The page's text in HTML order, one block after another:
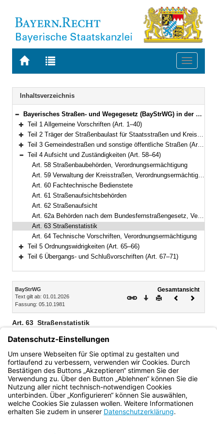
Zur
BAYERN.RECHT
Zur
letzten
Suche
Toggle
Navigation
Inhaltsverzeichnis
Bereich reduzieren
Bayerisches Straßen- und Wegegesetz (BayStrWG) in der Fassung der Bekanntmachung vom 5. Oktober 1981 (BayRS V S. 731) BayRS 91-1-B (Art. 1–71)
Bereich erweitern
Teil 1 Allgemeine Vorschriften (Art. 1–40)
Bereich erweitern
Teil 2 Träger der Straßenbaulast für Staatsstraßen und Kreisstraßen (Art. 41–45)
Bereich erweitern
Teil 3 Gemeindestraßen und sonstige öffentliche Straßen (Art. 46–57)
Bereich reduzieren
Teil 4 Aufsicht und Zuständigkeiten (Art. 58–64)
Art. 58 Straßenbaubehörden, Verordnungsermächtigung
Art. 59 Verwaltung der Kreisstraßen, Verordnungsermächtigung
Art. 60 Fachtechnische Bedienstete
Art. 61 Straßenaufsichtsbehörden
Art. 62 Straßenaufsicht
Art. 62a Behörden nach dem Bundesfernstraßengesetz, Verordnungsermächtigung
Art. 63 Straßenstatistik
Art. 64 Technische Vorschriften, Verordnungsermächtigung
Bereich erweitern
Teil 5 Ordnungswidrigkeiten (Art. 65–66)
Teil 6 Übergangs- und Schlußvorschriften (Art. 67–71)
Inhalt
BayStrWG
Text gilt ab: 01.01.2026
Fassung: 05.10.1981
Gesamtansicht
Download
DruckenVorheriges
Art. 63 Straßenstatistik
Die Träger der Straßenbaulast sind auf Verlangen der
obersten Straßenaufsichtsbehörde oder der von ihr
ermächtigten Behörde zu statistischen Angaben über ihre
Straßen verpflichtet.
Bayern.de
BayernPortal